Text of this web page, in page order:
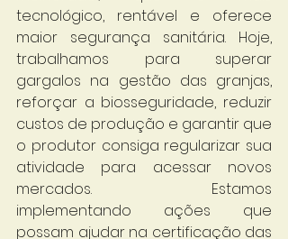
tecnológico, rentável e oferece
maior segurança sanitária. Hoje,
trabalhamos para superar
gargalos na gestão das granjas,
reforçar a biosseguridade, reduzir
custos de produção e garantir que
o produtor consiga regularizar sua
atividade para acessar novos
mercados. Estamos
implementando ações que
possam ajudar na certificação das